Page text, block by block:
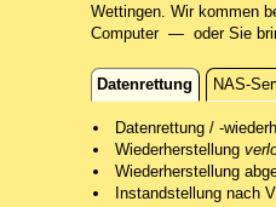
Wettingen. Wir kommen
Computer — oder Sie
Datenrettung NAS-
Datenrettung
Datenrettung / -
Wir retten Ihre
Nach einer ersten
Je nach
Wiederherstellung
Nach einer
bereit.
Wiederherstellung
Wir retten
Instandstellung nach